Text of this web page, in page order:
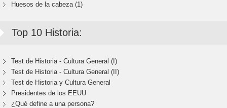
Huesos de la cabeza (1)
Top 10 Historia:
Test de Historia - Cultura General (I)
Test de Historia - Cultura General (II)
Test de Historia y Cultura General
Presidentes de los EEUU
¿Qué define a una persona?